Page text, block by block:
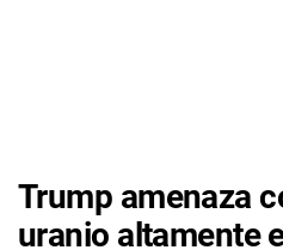
Trump amenaza
uranio altamente